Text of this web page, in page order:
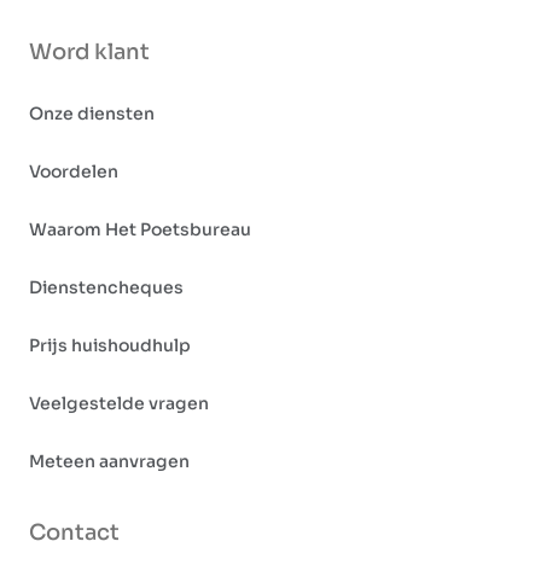
Word klant
Onze diensten
Voordelen
Waarom Het Poetsbureau
Dienstencheques
Prijs huishoudhulp
Veelgestelde vragen
Meteen aanvragen
Contact